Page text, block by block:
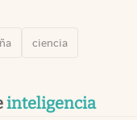
ciencia
inteligencia